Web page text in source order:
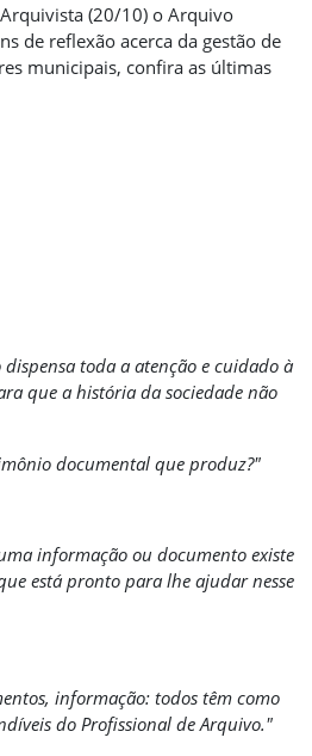
(20/10) o Arquivo
de reflexão acerca da gestão de
municipais, confira as últimas
toda a atenção e cuidado à
que a história da sociedade não
documental que produz?"
informação ou documento existe
está pronto para lhe ajudar nesse
informação: todos têm como
do Profissional de Arquivo."